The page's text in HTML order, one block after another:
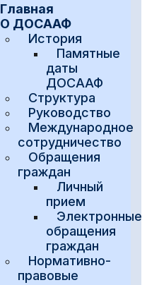
Главная
О ДОСААФ
История
Памятные
даты
ДОСААФ
Структура
Руководство
Международное
сотрудничество
Обращения
граждан
Личный
прием
Электронные
обращения
граждан
Нормативно-
правовые